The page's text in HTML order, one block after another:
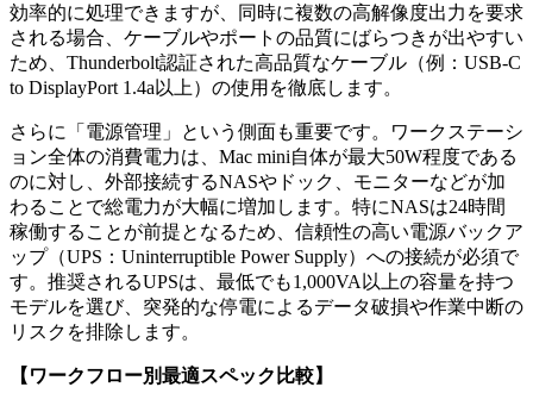
効率的に処理できますが、同時に複数の高解像度出力を要求
される場合、ケーブルやポートの品質にばらつきが出やすい
ため、Thunderbolt認証された高品質なケーブル（例：USB-C
to DisplayPort 1.4a以上）の使用を徹底します。
さらに「電源管理」という側面も重要です。ワークステーシ
ョン全体の消費電力は、Mac mini自体が最大50W程度である
のに対し、外部接続するNASやドック、モニターなどが加
わることで総電力が大幅に増加します。特にNASは24時間
稼働することが前提となるため、信頼性の高い電源バックア
ップ（UPS：Uninterruptible Power Supply）への接続が必須で
す。推奨されるUPSは、最低でも1,000VA以上の容量を持つ
モデルを選び、突発的な停電によるデータ破損や作業中断の
リスクを排除します。
【ワークフロー別最適スペック比較】